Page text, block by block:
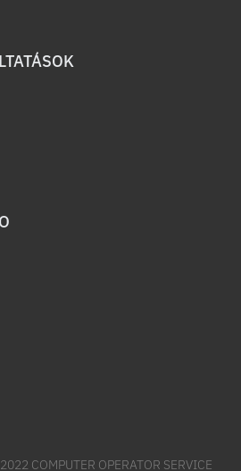
COMPUTER OPERATOR SERVICE